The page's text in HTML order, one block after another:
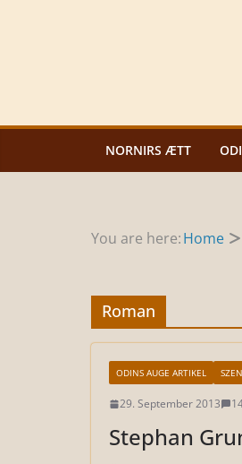
NORNIRS ÆTT
You are here:Home
Roman
ODINS AUGE ARTIKEL
29. September 2013
Stephan